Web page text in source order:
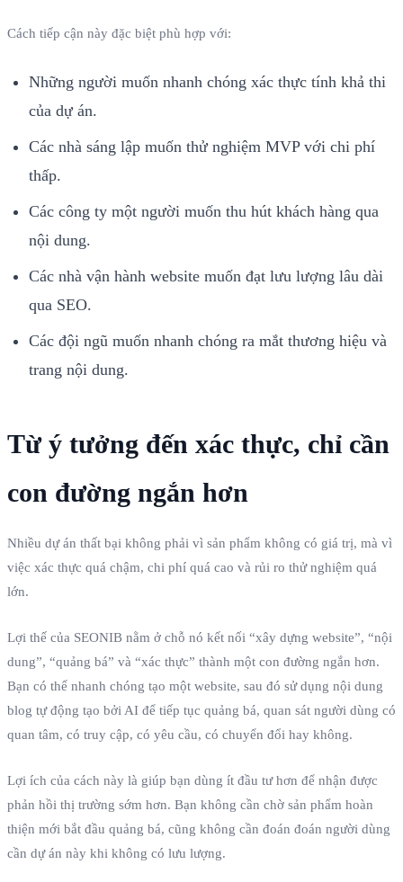
Cách tiếp cận này đặc biệt phù hợp với:
Những người muốn nhanh chóng xác thực tính khả thi
của dự án.
Các nhà sáng lập muốn thử nghiệm MVP với chi phí
thấp.
Các công ty một người muốn thu hút khách hàng qua
nội dung.
Các nhà vận hành website muốn đạt lưu lượng lâu dài
qua SEO.
Các đội ngũ muốn nhanh chóng ra mắt thương hiệu và
trang nội dung.
Từ ý tưởng đến xác thực, chỉ cần
con đường ngắn hơn
Nhiều dự án thất bại không phải vì sản phẩm không có giá trị, mà vì
việc xác thực quá chậm, chi phí quá cao và rủi ro thử nghiệm quá
lớn.
Lợi thế của SEONIB nằm ở chỗ nó kết nối “xây dựng website”, “nội
dung”, “quảng bá” và “xác thực” thành một con đường ngắn hơn.
Bạn có thể nhanh chóng tạo một website, sau đó sử dụng nội dung
blog tự động tạo bởi AI để tiếp tục quảng bá, quan sát người dùng có
quan tâm, có truy cập, có yêu cầu, có chuyển đổi hay không.
Lợi ích của cách này là giúp bạn dùng ít đầu tư hơn để nhận được
phản hồi thị trường sớm hơn. Bạn không cần chờ sản phẩm hoàn
thiện mới bắt đầu quảng bá, cũng không cần đoán đoán người dùng
cần dự án này khi không có lưu lượng.